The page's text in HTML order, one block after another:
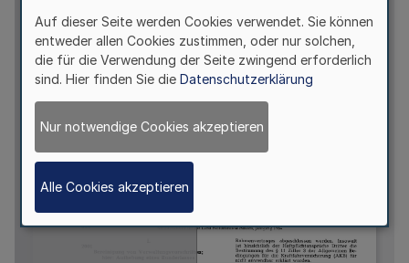
Auf dieser Seite werden Cookies verwendet. Sie können
entweder allen Cookies zustimmen, oder nur solchen,
die für die Verwendung der Seite zwingend erforderlich
sind. Hier finden Sie die Datenschutzerklärung
Nur notwendige Cookies akzeptieren
Alle Cookies akzeptieren